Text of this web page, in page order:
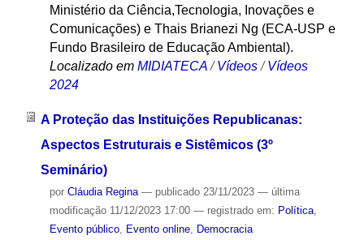
Ministério da Ciência,Tecnologia, Inovações e
Comunicações) e Thais Brianezi Ng (ECA-USP e
Fundo Brasileiro de Educação Ambiental).
Localizado em MIDIATECA / Vídeos / Vídeos
2024
A Proteção das Instituições Republicanas:
Aspectos Estruturais e Sistêmicos (3º
Seminário)
por Cláudia Regina — publicado23/11/2023 — última
modificação11/12/2023 17:00 — registrado em: Política,
Evento público, Evento online, Democracia